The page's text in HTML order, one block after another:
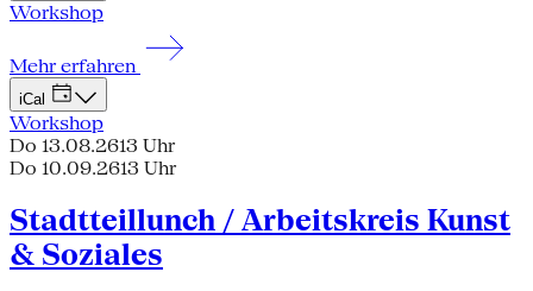
Workshop
Mehr erfahren
iCal
Workshop
Do 13.08.2613 Uhr
Do 10.09.2613 Uhr
Stadtteillunch / Arbeitskreis Kunst
& Soziales